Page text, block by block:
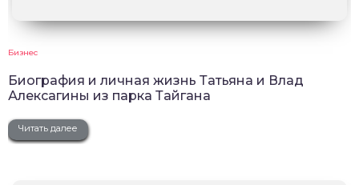
Бизнес
Биография и личная жизнь Татьяна и Влад
Алексагины из парка Тайгана
Читать далее